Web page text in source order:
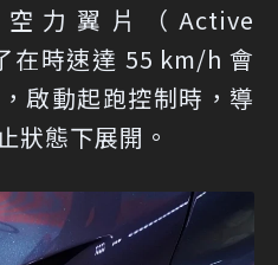
力翼片（Active
在時速達 55 km/h 會
啟動起跑控制時，導
狀態下展開。